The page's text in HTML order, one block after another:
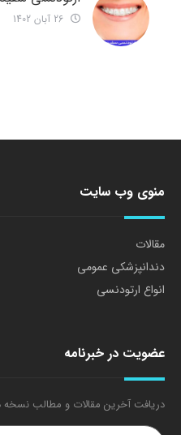
منوی وب سایت
مقالات
دندانپزشکی عمومی
انواع ارتودنسی
عضویت در خبرنامه
دریافت آخرین مقالات و مطالب نسخه